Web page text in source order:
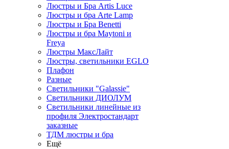
Люстры и Бра Artis Luce
Люстры и бра Arte Lamp
Люстры и Бра Benetti
Люстры и бра Maytoni и
Freya
Люстры МаксЛайт
Люстры, светильники EGLO
Плафон
Разные
Светильники "Galassie"
Светильники ДИОЛУМ
Светильники линейные из
профиля Электростандарт
заказные
ТДМ люстры и бра
Ещё